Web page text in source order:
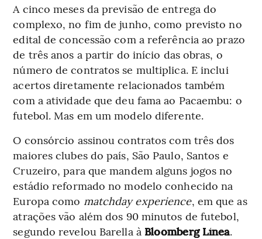
A cinco meses da previsão de entrega do
complexo, no fim de junho, como previsto no
edital de concessão com a referência ao prazo
de três anos a partir do início das obras, o
número de contratos se multiplica. E inclui
acertos diretamente relacionados também
com a atividade que deu fama ao Pacaembu: o
futebol. Mas em um modelo diferente.
O consórcio assinou contratos com três dos
maiores clubes do país, São Paulo, Santos e
Cruzeiro, para que mandem alguns jogos no
estádio reformado no modelo conhecido na
Europa como matchday experience, em que as
atrações vão além dos 90 minutos de futebol,
segundo revelou Barella à Bloomberg Línea.